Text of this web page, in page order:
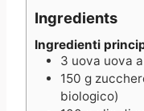
e
s
Ingredients
Ingredienti
3 uova uova
150 g
biologico)